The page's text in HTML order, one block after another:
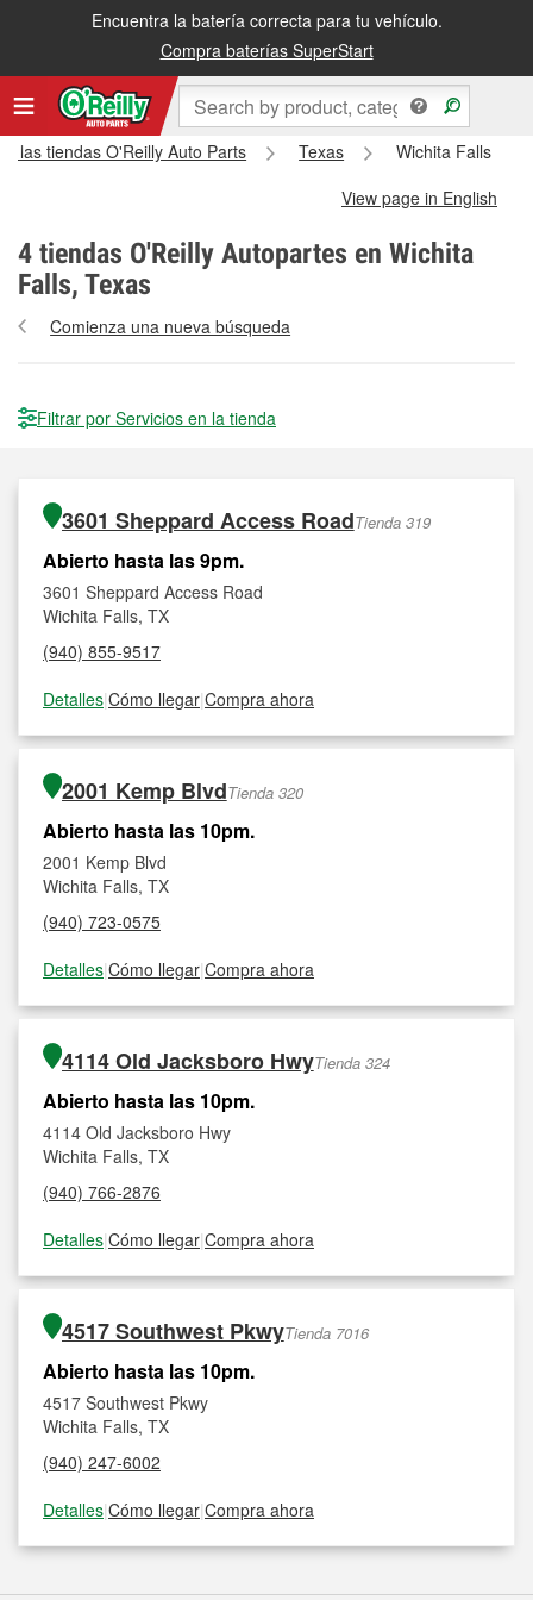
Encuentra la batería correcta para tu vehículo.
Compra baterías SuperStart
las tiendas O'Reilly Auto Parts Texas
Wichita Falls
View page in English
4 tiendas O'Reilly Autopartes en Wichita
Falls, Texas
Comienza una nueva búsqueda
Filtrar por Servicios en la tienda
3601 Sheppard Access RoadTienda 319
Abierto hasta las 9pm.
3601 Sheppard Access Road
Wichita Falls, TX
(940) 855-9517
Detalles|Cómo llegar|Compra ahora
2001 Kemp BlvdTienda 320
Abierto hasta las 10pm.
2001 Kemp Blvd
Wichita Falls, TX
(940) 723-0575
Detalles|Cómo llegar|Compra ahora
4114 Old Jacksboro HwyTienda 324
Abierto hasta las 10pm.
4114 Old Jacksboro Hwy
Wichita Falls, TX
(940) 766-2876
Detalles|Cómo llegar|Compra ahora
4517 Southwest PkwyTienda 7016
Abierto hasta las 10pm.
4517 Southwest Pkwy
Wichita Falls, TX
(940) 247-6002
Detalles|Cómo llegar|Compra ahora